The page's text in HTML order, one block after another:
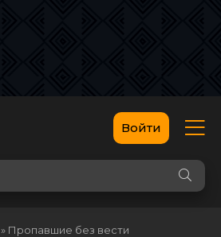
Войти
» Пропавшие без вести